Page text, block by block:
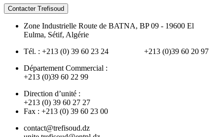
Contacter Trefisoud
Zone Industrielle Route de BATNA, BP 09 - 19600 El
Eulma, Sétif, Algérie
Tél. : +213 (0) 39 60 23 24 +213 (0)39 60 20 97
Département Commercial :
+213 (0)39 60 22 99
Direction d’unité :
+213 (0) 39 60 27 27
Fax : +213 (0) 39 60 23 00
contact@trefisoud.dz